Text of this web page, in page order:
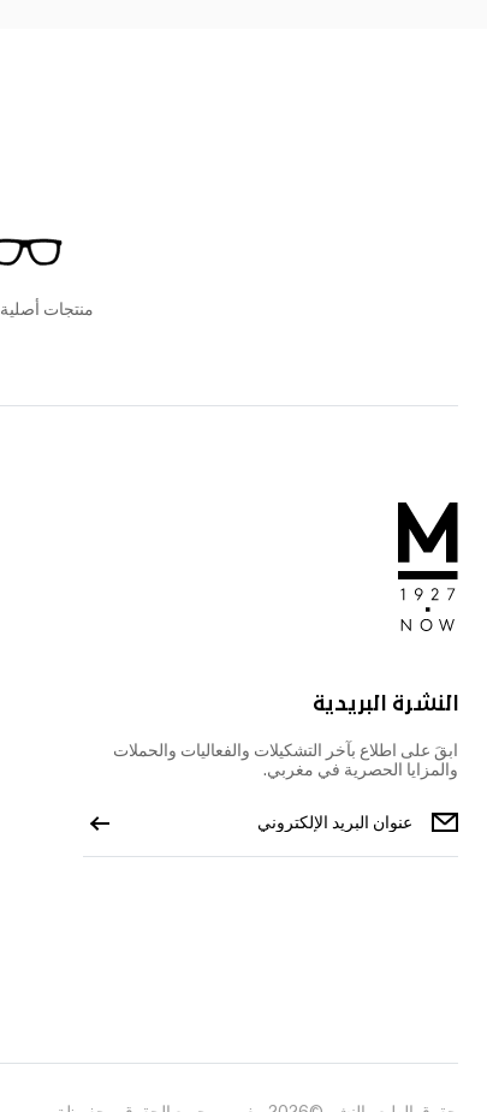
منتجات أصلية 100٪
النشرة البريدية
ابقَ على اطلاع بآخر التشكيلات والفعاليات والحملات
والمزايا الحصرية في مغربي.